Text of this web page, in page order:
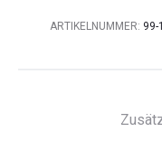
ARTIKELNUMMER: 99-